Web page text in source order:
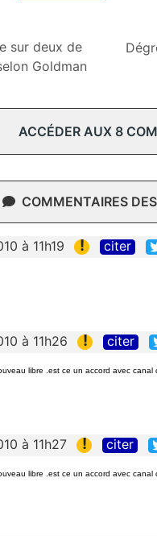
sur deux de
Goldman
ACCÉDER AUX 8
COMMENTAIRES
à 11h19 ! citer
à 11h26 ! citer
libre .est ce un accord avec
à 11h27 ! citer
libre .est ce un accord avec